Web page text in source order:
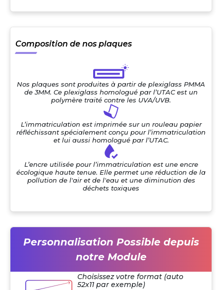
Composition de nos plaques
Nos plaques sont produites à partir de plexiglass PMMA
de 3MM. Ce plexiglass homologué par l’UTAC est un
polymère traité contre les UVA/UVB.
L’immatriculation est imprimée sur un rouleau papier
réfléchissant spécialement conçu pour l’immatriculation
et lui aussi homologué par l’UTAC.
L’encre utilisée pour l’immatriculation est une encre
écologique haute tenue. Elle permet une réduction de la
pollution de l'air et de l'eau et une diminution des
déchets toxiques
Personnalisation Possible depuis
notre Module
Choisissez votre format (auto
52x11 par exemple)